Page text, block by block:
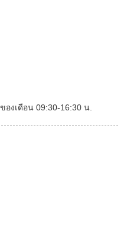
งเดือน 09:30-16:30 น.